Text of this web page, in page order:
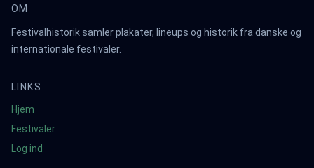
OM
Festivalhistorik samler plakater, lineups og historik fra danske og
internationale festivaler.
LINKS
Hjem
Festivaler
Log ind